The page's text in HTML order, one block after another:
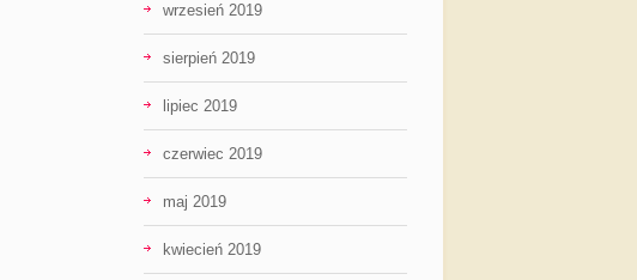
wrzesień 2019
sierpień 2019
lipiec 2019
czerwiec 2019
maj 2019
kwiecień 2019